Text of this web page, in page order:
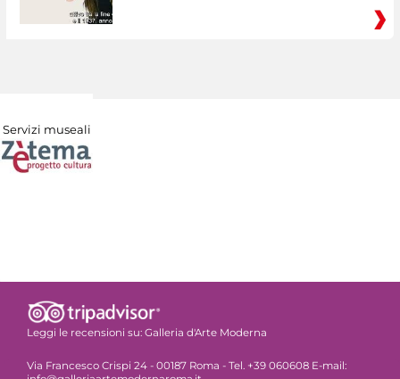
Servizi museali
Leggi le recensioni su: Galleria d'Arte Moderna
Via Francesco Crispi 24 - 00187 Roma - Tel. +39 060608 E-mail: